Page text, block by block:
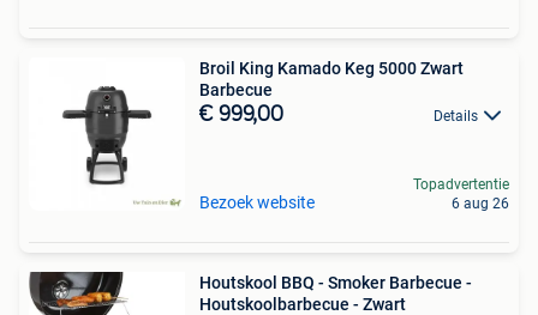
Broil King Kamado Keg 5000 Zwart
Barbecue
€ 999,00 Details
Bezoek website
Topadvertentie
6 aug 26
Houtskool BBQ - Smoker Barbecue -
Houtskoolbarbecue - Zwart